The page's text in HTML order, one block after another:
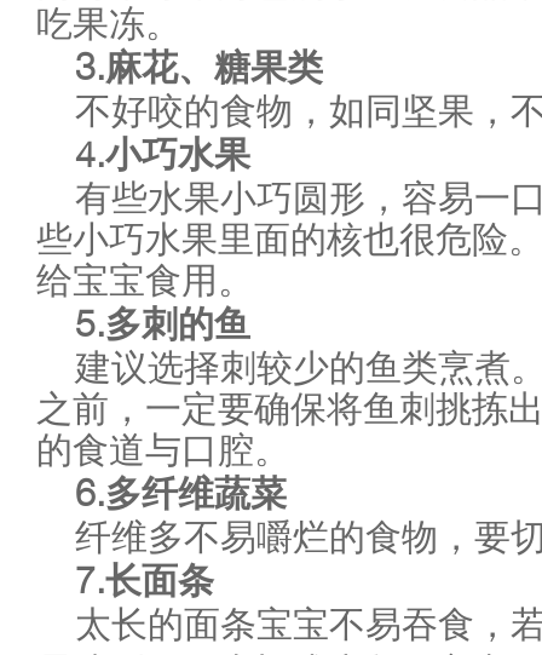
吃果冻。
3.麻花、糖果类
不好咬的食物，如同坚果，
4.小巧水果
有些水果小巧圆形，容易一
些小巧水果里面的核也很危险
给宝宝食用。
5.多刺的鱼
建议选择刺较少的鱼类烹煮
之前，一定要确保将鱼刺挑拣
的食道与口腔。
6.多纤维蔬菜
纤维多不易嚼烂的食物，要
7.长面条
太长的面条宝宝不易吞食，